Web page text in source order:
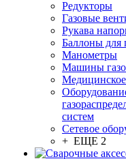
Редукторы
Газовые
Рукава
Баллоны для
Манометры
Машины
систем
Сетевое
+ ЕЩЕ 2